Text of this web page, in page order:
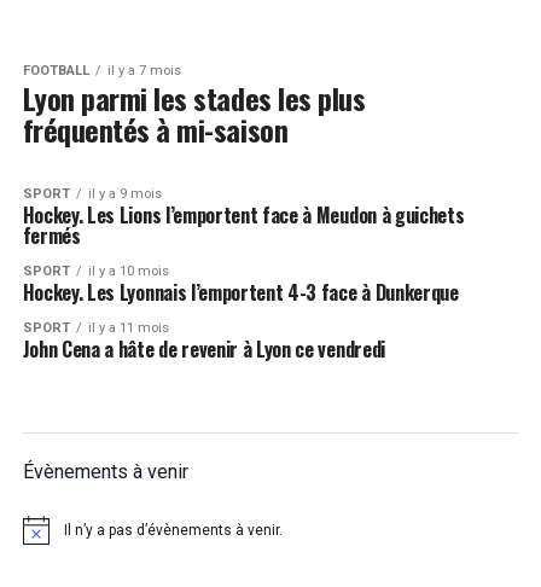
FOOTBALL il y a 7 mois
Lyon parmi les stades les plus
fréquentés à mi-saison
SPORT il y a 9 mois
Hockey. Les Lions l’emportent face à Meudon à guichets
fermés
SPORT il y a 10 mois
Hockey. Les Lyonnais l’emportent 4-3 face à Dunkerque
SPORT il y a 11 mois
John Cena a hâte de revenir à Lyon ce vendredi
Évènements à venir
Notice Il n’y a pas d’évènements à venir.